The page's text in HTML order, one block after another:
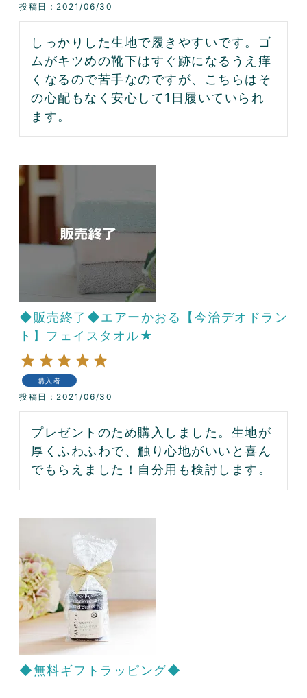
投稿日 2021/06/30
しっかりした生地で履きやすいです。ゴ
ムがキツめの靴下はすぐ跡になるうえ痒
くなるので苦手なのですが、こちらはそ
の心配もなく安心して1日履いていられ
ます。
◆販売終了◆エアーかおる【今治デオドラン
ト】フェイスタオル★
購入者
投稿日 2021/06/30
プレゼントのため購入しました。生地が
厚くふわふわで、触り心地がいいと喜ん
でもらえました！自分用も検討します。
◆無料ギフトラッピング◆